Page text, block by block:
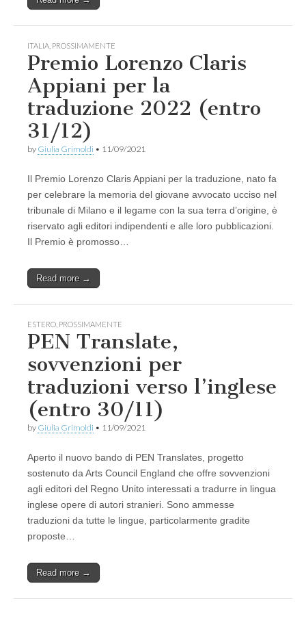
ITALIA PROSSIMAMENTE
Premio Lorenzo Claris
Appiani per la
traduzione 2022 (entro
31/12)
by Giulia Grimoldi • 11/09/2021
Il Premio Lorenzo Claris Appiani per la traduzione, nato fa
per celebrare la memoria del giovane avvocato ucciso nel
tribunale di Milano e il legame con la sua terra d’origine, è
riservato agli editori indipendenti e alle loro pubblicazioni.
Il Premio è promosso…
Read more →
ESTERO PROSSIMAMENTE
PEN Translate,
sovvenzioni per
traduzioni verso l’inglese
(entro 30/11)
by Giulia Grimoldi • 11/09/2021
Aperto il nuovo bando di PEN Translates, progetto
sostenuto da Arts Council England che offre sovvenzioni
agli editori del Regno Unito interessati a tradurre in lingua
inglese opere di autori stranieri. Sono ammesse
traduzioni da tutte le lingue, particolarmente gradite
proposte…
Read more →